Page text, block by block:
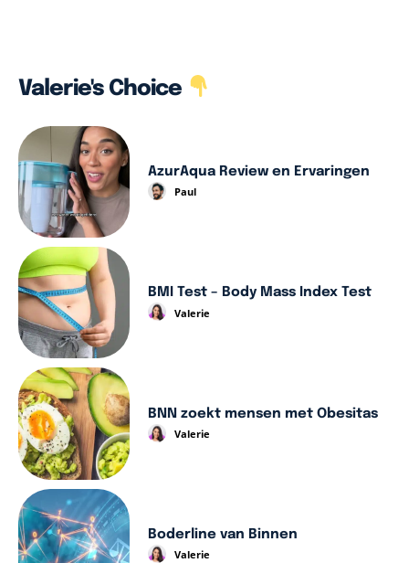
Valerie's Choice
AzurAqua Review en Ervaringen
Paul
BMI Test – Body Mass Index Test
Valerie
BNN zoekt mensen met Obesitas
Valerie
Boderline van Binnen
Valerie